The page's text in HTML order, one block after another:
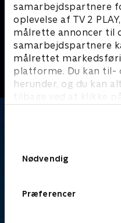
samarbejdspartnere
oplevelse af TV 2
målrette annoncer til
samarbejdspartnere
målrettet
platforme. Du kan til-
herunder, og du kan
tilbage ved at klikke
Nødvendig
Præferencer
Vicke Viking
Børneserier • 1 sæsoner